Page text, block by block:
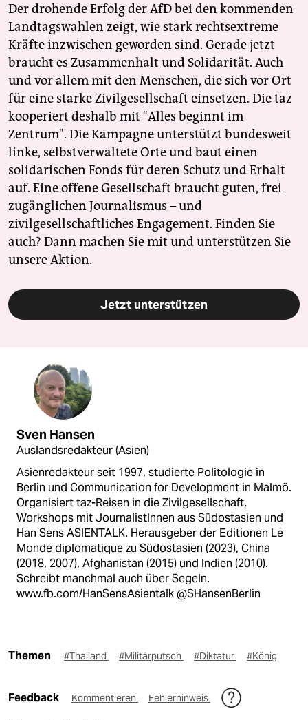
Der drohende Erfolg der AfD bei den kommenden
Landtagswahlen zeigt, wie stark rechtsextreme
Kräfte inzwischen geworden sind. Gerade jetzt
braucht es Zusammenhalt und Solidarität. Auch
und vor allem mit den Menschen, die sich vor Ort
für eine starke Zivilgesellschaft einsetzen. Die taz
kooperiert deshalb mit "Alles beginnt im
Zentrum". Die Kampagne unterstützt bundesweit
linke, selbstverwaltete Orte und baut einen
solidarischen Fonds für deren Schutz und Erhalt
auf. Eine offene Gesellschaft braucht guten, frei
zugänglichen Journalismus – und
zivilgesellschaftliches Engagement. Finden Sie
auch? Dann machen Sie mit und unterstützen Sie
unsere Aktion.
Jetzt unterstützen
Sven Hansen
Auslandsredakteur (Asien)
Asienredakteur seit 1997, studierte Politologie in
Berlin und Communication for Development in Malmö.
Organisiert taz-Reisen in die Zivilgesellschaft,
Workshops mit JournalistInnen aus Südostasien und
Han Sens ASIENTALK. Herausgeber der Editionen Le
Monde diplomatique zu Südostasien (2023), China
(2018, 2007), Afghanistan (2015) und Indien (2010).
Schreibt manchmal auch über Segeln.
www.fb.com/HanSensAsientalk @SHansenBerlin
Themen #Thailand #Militärputsch #Diktatur #König
Feedback Kommentieren Fehlerhinweis